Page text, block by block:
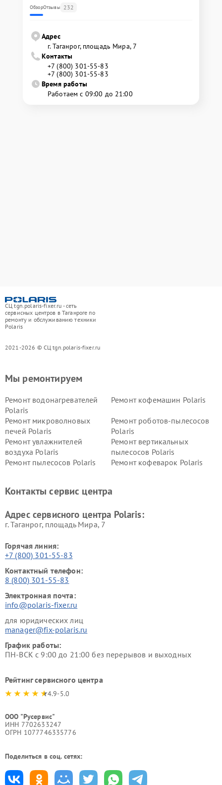
ОбзорОтзывы 232
Адрес
г. Таганрог, площадь Мира, 7
Контакты
+7 (800) 301-55-83
+7 (800) 301-55-83
Время работы
Работаем с 09:00 до 21:00
СЦ tgn.polaris-fixer.ru - сеть
сервисных центров в Таганроге по
ремонту и обслуживанию техники
Polaris
2021-2026 © СЦ tgn.polaris-fixer.ru
Мы ремонтируем
Ремонт водонагревателей
Polaris
Ремонт кофемашин Polaris
Ремонт микроволновых
печей Polaris
Ремонт роботов-пылесосов
Polaris
Ремонт увлажнителей
воздуха Polaris
Ремонт вертикальных
пылесосов Polaris
Ремонт пылесосов Polaris
Ремонт кофеварок Polaris
Контакты сервис центра
Адрес сервисного центра Polaris:
г. Таганрог, площадь Мира, 7
Горячая линия:
+7 (800) 301-55-83
Контактный телефон:
8 (800) 301-55-83
Электронная почта:
info@polaris-fixer.ru
для юридических лиц
manager@fix-polaris.ru
График работы:
ПН-ВСК с 9:00 до 21:00 без перерывов и выходных
Рейтинг сервисного центра
4.9-5.0
ООО "Русервис"
ИНН 7702633247
ОГРН 1077746335776
Поделиться в соц. сетях: